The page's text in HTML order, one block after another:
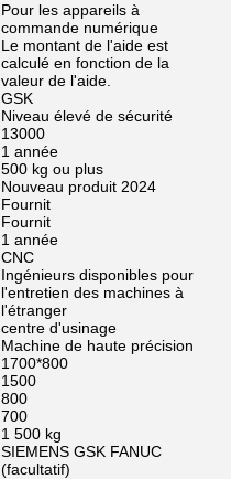
Pour les appareils à
commande numérique
Le montant de l'aide est
calculé en fonction de la
valeur de l'aide.
GSK
Niveau élevé de sécurité
13000
1 année
500 kg ou plus
Nouveau produit 2024
Fournit
Fournit
1 année
CNC
Ingénieurs disponibles pour
l'entretien des machines à
l'étranger
centre d'usinage
Machine de haute précision
1700*800
1500
800
700
1 500 kg
SIEMENS GSK FANUC
(facultatif)